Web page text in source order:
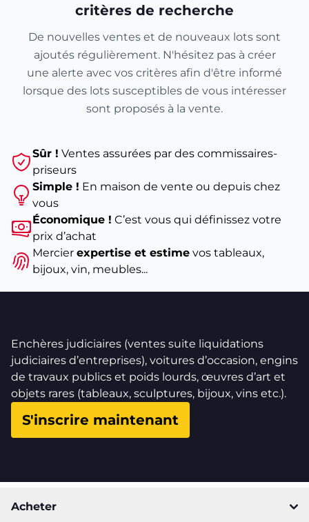
critères de recherche
De nouvelles ventes et de nouveaux lots sont
ajoutés régulièrement. N'hésitez pas à créer
une alerte avec vos critères afin d'être informé
lorsque des lots susceptibles de vous intéresser
sont proposés à la vente.
Sûr ! Ventes assurées par des commissaires-
priseurs
Simple ! En maison de vente ou depuis chez
vous
Économique ! C’est vous qui définissez votre
prix d’achat
Mercier expertise et estimevos tableaux,
bijoux, vin, meubles...
Enchères judiciaires (ventes suite liquidations
judiciaires d’entreprises), voitures d’occasion, engins
de travaux publics et poids lourds, œuvres d’art et
objets rares (tableaux, sculptures, bijoux, vins etc.).
S'inscrire maintenant
Acheter